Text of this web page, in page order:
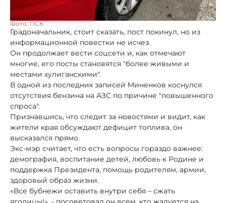
Фото: ПСК
Градоначальник, стоит сказать, пост покинул, но из
информационной повестки не исчез.
Он продолжает вести соцсети и, как отмечают
многие, его посты становятся "более живыми и
местами хулиганскими".
В одной из последних записей Миненков коснулся
отсутствия бензина на АЗС по причине "повышенного
спроса".
Признавшись, что следит за новостями и видит, как
жители края обсуждают дефицит топлива, он
высказался прямо.
Экс-мэр считает, что есть вопросы гораздо важнее:
демография, воспитание детей, любовь к Родине и
поддержка Президента, помощь родителям, армии,
здоровый образ жизни.
«Все бубнежи оставить внутри себя – сжать